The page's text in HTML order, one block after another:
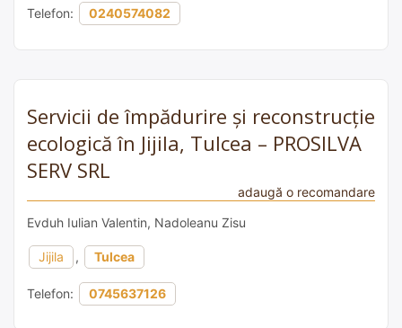
Telefon: 0240574082
Servicii de împădurire și reconstrucție
ecologică în Jijila, Tulcea – PROSILVA
SERV SRL
adaugă o recomandare
Evduh Iulian Valentin, Nadoleanu Zisu
Jijila , Tulcea
Telefon: 0745637126